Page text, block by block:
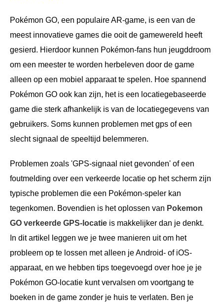
Pokémon GO, een populaire AR-game, is een van de
meest innovatieve games die ooit de gamewereld heeft
gesierd. Hierdoor kunnen Pokémon-fans hun jeugddroom
om een meester te worden herbeleven door de game
alleen op een mobiel apparaat te spelen. Hoe spannend
Pokémon GO ook kan zijn, het is een locatiegebaseerde
game die sterk afhankelijk is van de locatiegegevens van
gebruikers. Soms kunnen problemen met gps of een
slecht signaal de speeltijd belemmeren.
Problemen zoals 'GPS-signaal niet gevonden' of een
foutmelding over een verkeerde locatie op het scherm zijn
typische problemen die een Pokémon-speler kan
tegenkomen. Bovendien is het oplossen van Pokemon
GO verkeerde GPS-locatie is makkelijker dan je denkt.
In dit artikel leggen we je twee manieren uit om het
probleem op te lossen met alleen je Android- of iOS-
apparaat, en we hebben tips toegevoegd over hoe je je
Pokémon GO-locatie kunt vervalsen om voortgang te
boeken in de game zonder je huis te verlaten. Ben je